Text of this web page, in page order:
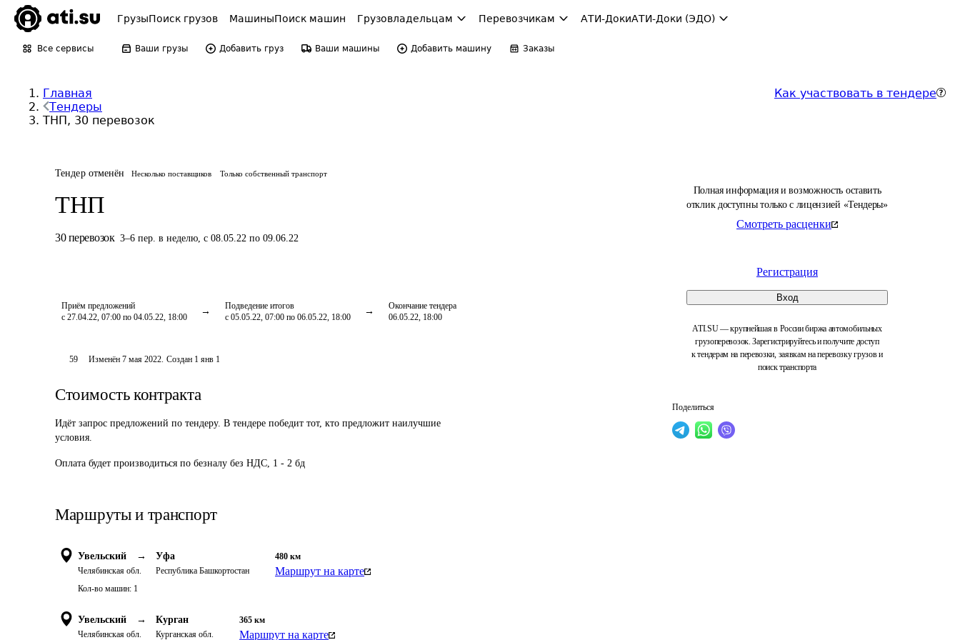
ГрузыПоиск грузов МашиныПоиск машин Грузовладельцам Перевозчикам АТИ-ДокиАТИ-Доки (ЭДО)
Все сервисы Ваши грузы Добавить груз Ваши машины Добавить машину Заказы
Главная
Тендеры
ТНП, 30 перевозок
Как участвовать в тендере
Тендер отменён Несколько поставщиков Только собственный транспорт
ТНП
30 перевозок 3–6 пер. в неделю, с 08.05.22 по 09.06.22
Приём предложений
с 27.04.22, 07:00 по 04.05.22, 18:00
Подведение итогов
с 05.05.22, 07:00 по 06.05.22, 18:00
Окончание тендера
06.05.22, 18:00
Полная информация и возможность оставить
отклик доступны только с лицензией «Тендеры»
Смотреть расценки
Регистрация
Вход
ATI.SU — крупнейшая в России биржа автомобильных
грузоперевозок. Зарегистрируйтесь и получите доступ
к тендерам на перевозки, заявкам на перевозку грузов и
поиск транспорта
Поделиться
59 Изменён7 мая 2022. Создан 1 янв 1
Стоимость контракта
Идёт запрос предложений по тендеру. В тендере победит тот, кто предложит наилучшие
условия.
Оплата будет производиться по безналу без НДС, 1 - 2 бд
Маршруты и транспорт
Увельский →
Челябинская обл.
Уфа
Республика Башкортостан
480 км
Маршрут на карте
Кол-во машин: 1
Увельский →
Челябинская обл.
Курган
Курганская обл.
365 км
Маршрут на карте